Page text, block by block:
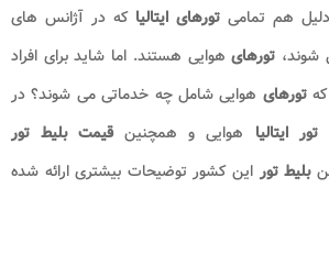
هم تمامی تورهای ایتالیا که در آژانس های
شوند، تورهای هوایی هستند. اما شاید برای افراد
کهتورهای هوایی شامل چه خدماتی می شوند؟ در
تور ایتالیا هوایی و همچنینقیمت بلیط تور
بلیط توراین کشور توضیحات بیشتری ارائه شده